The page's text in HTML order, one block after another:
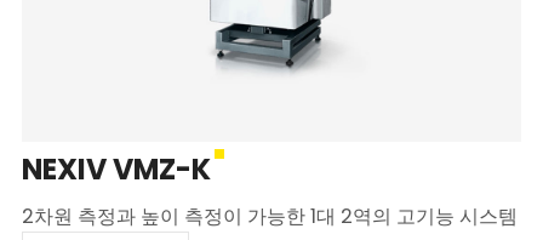
NEXIV VMZ-K
2차원 측정과 높이 측정이 가능한 1대 2역의 고기능 시스템